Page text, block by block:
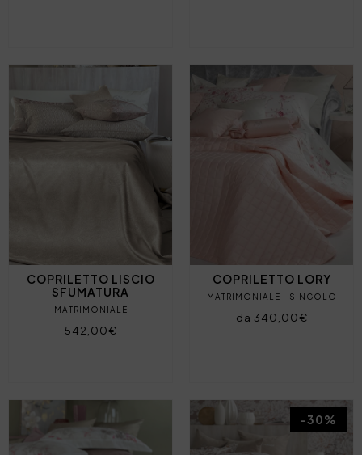
COPRILETTO LISCIO
SFUMATURA
MATRIMONIALE
542,00€
COPRILETTO LORY
MATRIMONIALE SINGOLO
da 340,00€
-30%